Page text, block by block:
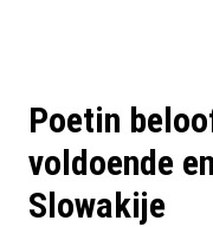
Poetin
voldoende
Slowakije